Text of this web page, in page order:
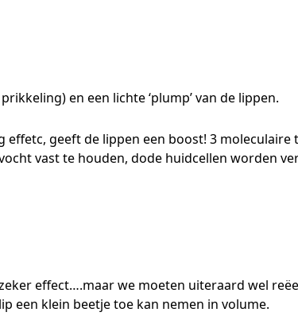
en een lichte ‘plump’ van de lippen.
geeft de lippen een boost! 3 moleculaire
vast te houden, dode huidcellen worden
effect….maar we moeten uiteraard wel
een klein beetje toe kan nemen in volume.